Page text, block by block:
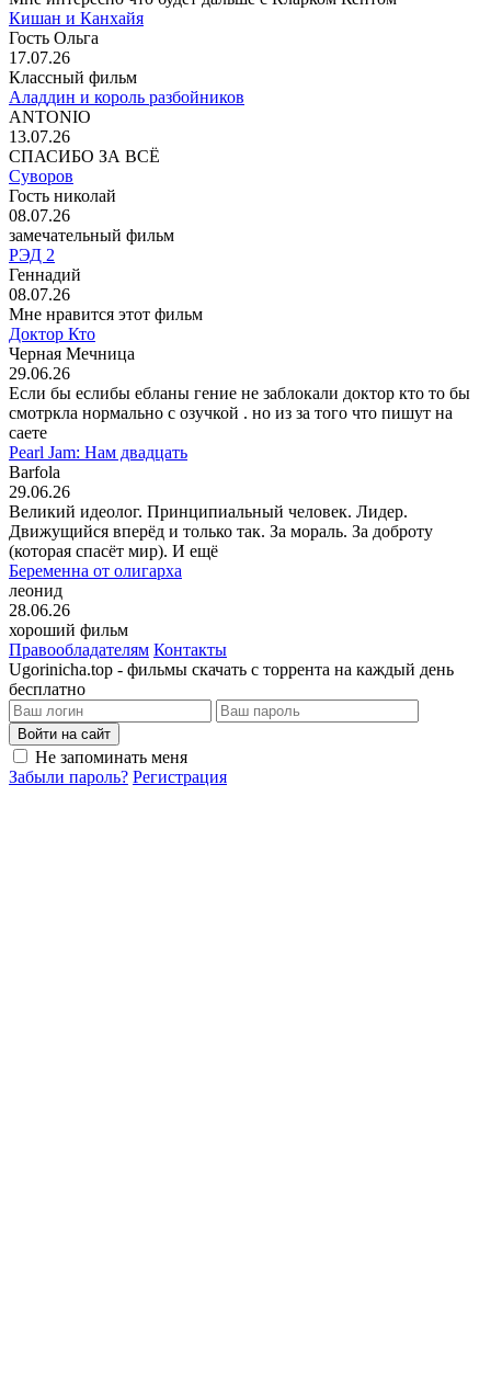
Кишан и Канхайя
Гость Ольга
17.07.26
Классный фильм
Аладдин и король разбойников
ANTONIO
13.07.26
СПАСИБО ЗА ВСЁ
Суворов
Гость николай
08.07.26
замечательный фильм
РЭД 2
Геннадий
08.07.26
Мне нравится этот фильм
Доктор Кто
Черная Мечница
29.06.26
Если бы еслибы ебланы гение не заблокали доктор кто то бы
смотркла нормально с озучкой . но из за того что пишут на
саете
Pearl Jam: Нам двадцать
Barfola
29.06.26
Великий идеолог. Принципиальный человек. Лидер.
Движущийся вперёд и только так. За мораль. За доброту
(которая спасёт мир). И ещё
Беременна от олигарха
леонид
28.06.26
хороший фильм
Правообладателям Контакты
Ugorinicha.top - фильмы скачать с торрента на каждый день
бесплатно
Войти на сайт
Не запоминать меня
Забыли пароль? Регистрация